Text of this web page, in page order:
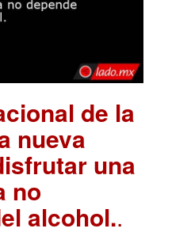
de la
nueva
una
no
alcohol..